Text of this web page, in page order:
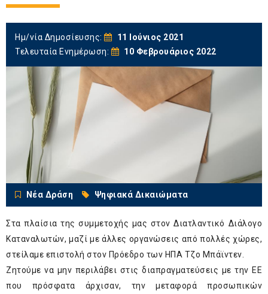
Ημ/νία Δημοσίευσης:
11 Ιούνιος 2021
Τελευταία Ενημέρωση:
10 Φεβρουάριος 2022
Νέα Δράση Ψηφιακά Δικαιώματα
Στα πλαίσια της συμμετοχής μας στον Διατλαντικό Διάλογο
Καταναλωτών, μαζί με άλλες οργανώσεις από πολλές χώρες,
στείλαμε επιστολή στον Πρόεδρο των ΗΠΑ Τζο Μπάϊντεν.
Ζητούμε να μην περιλάβει στις διαπραγματεύσεις με την ΕΕ
που πρόσφατα άρχισαν, την μεταφορά προσωπικών